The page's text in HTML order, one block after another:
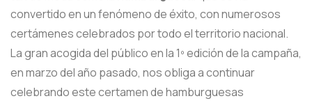
convertido en un fenómeno de éxito, con numerosos
certámenes celebrados por todo el territorio nacional.
La gran acogida del público en la 1º edición de la campaña,
en marzo del año pasado, nos obliga a continuar
celebrando este certamen de hamburguesas